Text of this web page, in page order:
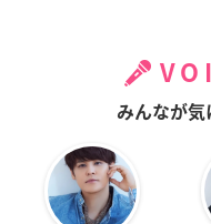
みんなが気